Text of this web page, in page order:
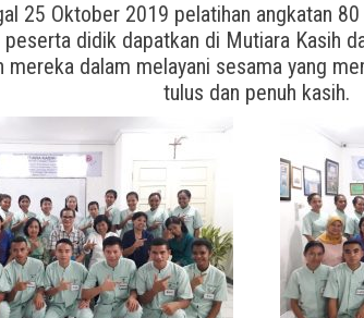
25 Oktober 2019 pelatihan angkatan
peserta didik dapatkan di Mutiara Kasih
mereka dalam melayani sesama yang
tulus dan penuh kasih.